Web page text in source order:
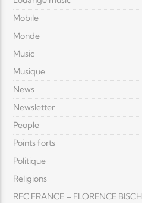
Mobile
Monde
Music
Musique
News
Newsletter
People
Points forts
Politique
Religions
RFC FRANCE – FLORENCE BISCH